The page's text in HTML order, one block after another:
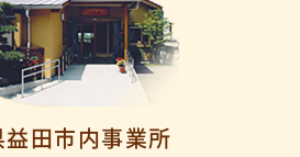
益田市内事業所